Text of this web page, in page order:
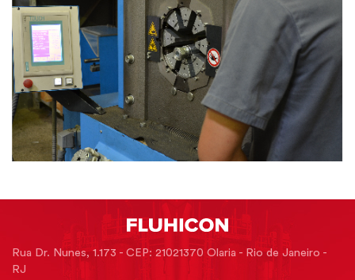
Rua Dr. Nunes, 1.173 - CEP: 21021370 Olaria - Rio de Janeiro -
RJ